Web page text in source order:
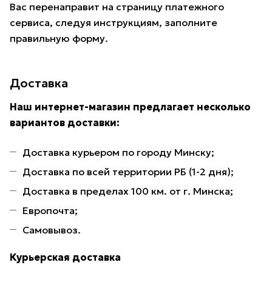
Вас перенаправит на страницу платежного
сервиса, следуя инструкциям, заполните
правильную форму.
Доставка
Наш интернет-магазин предлагает несколько
вариантов доставки:
Доставка курьером по городу Минску;
Доставка по всей территории РБ (1-2 дня);
Доставка в пределах 100 км. от г. Минска;
Европочта;
Самовывоз.
Курьерская доставка